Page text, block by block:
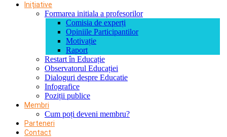
Inițiative
Formarea initiala a profesorilor
Comisia de experți
Opiniile Participantilor
Motivație
Raport
Restart în Educație
Observatorul Educației
Dialoguri despre Educatie
Infografice
Poziții publice
Membri
Cum poți deveni membru?
Parteneri
Contact